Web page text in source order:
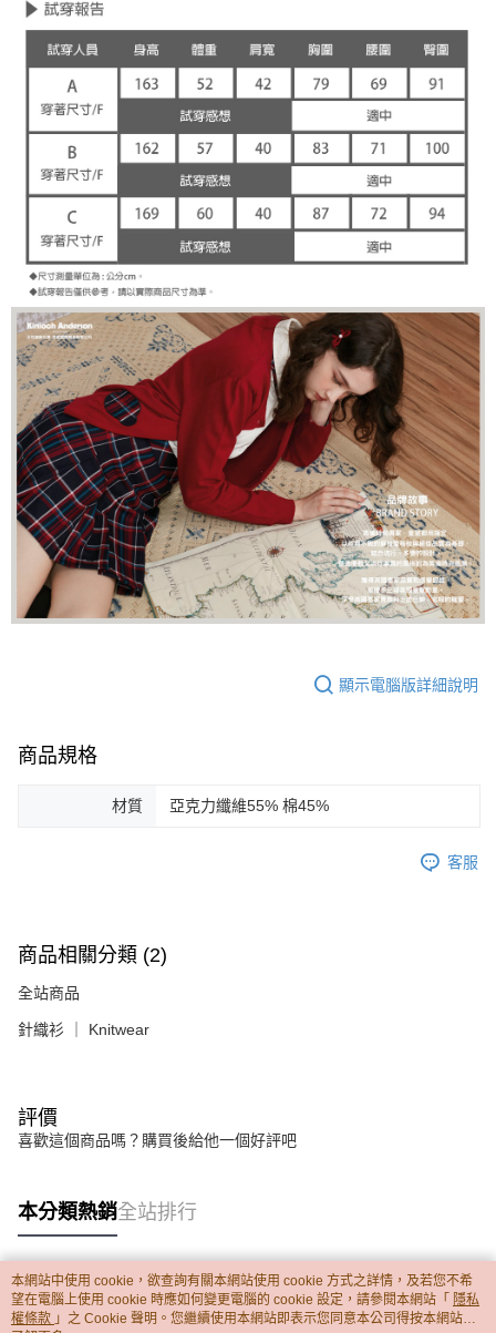
顯示電腦版詳細說明
商品規格
材質 亞克力纖維55% 棉45%
客服
商品相關分類 (2)
全站商品
針織衫 ｜ Knitwear
評價
喜歡這個商品嗎？購買後給他一個好評吧
本分類熱銷全站排行
熱門標籤
本網站中使用 cookie，欲查詢有關本網站使用 cookie 方式之詳情，及若您不希
望在電腦上使用 cookie 時應如何變更電腦的 cookie 設定，請參閱本網站「 隱私
權條款 」之 Cookie 聲明。您繼續使用本網站即表示您同意本公司得按本網站使